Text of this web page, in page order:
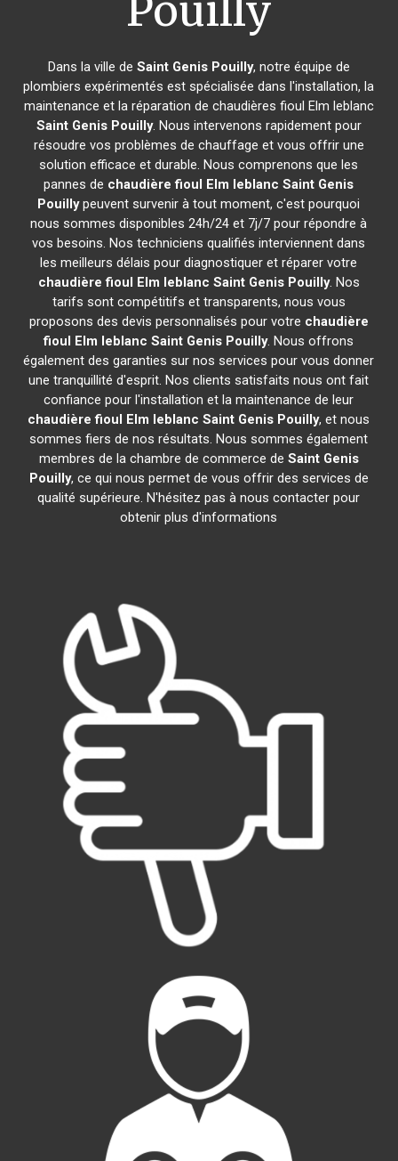
Pouilly
Dans la ville de Saint Genis Pouilly, notre équipe de
plombiers expérimentés est spécialisée dans l'installation, la
maintenance et la réparation de chaudières fioul Elm leblanc
Saint Genis Pouilly. Nous intervenons rapidement pour
résoudre vos problèmes de chauffage et vous offrir une
solution efficace et durable. Nous comprenons que les
pannes de chaudière fioul Elm leblanc Saint Genis
Pouillypeuvent survenir à tout moment, c'est pourquoi
nous sommes disponibles 24h/24 et 7j/7 pour répondre à
vos besoins. Nos techniciens qualifiés interviennent dans
les meilleurs délais pour diagnostiquer et réparer votre
chaudière fioul Elm leblanc Saint Genis Pouilly. Nos
tarifs sont compétitifs et transparents, nous vous
proposons des devis personnalisés pour votre chaudière
fioul Elm leblanc Saint Genis Pouilly. Nous offrons
également des garanties sur nos services pour vous donner
une tranquillité d'esprit. Nos clients satisfaits nous ont fait
confiance pour l'installation et la maintenance de leur
chaudière fioul Elm leblanc Saint Genis Pouilly, et nous
sommes fiers de nos résultats. Nous sommes également
membres de la chambre de commerce de Saint Genis
Pouilly, ce qui nous permet de vous offrir des services de
qualité supérieure. N'hésitez pas à nous contacter pour
obtenir plus d'informations